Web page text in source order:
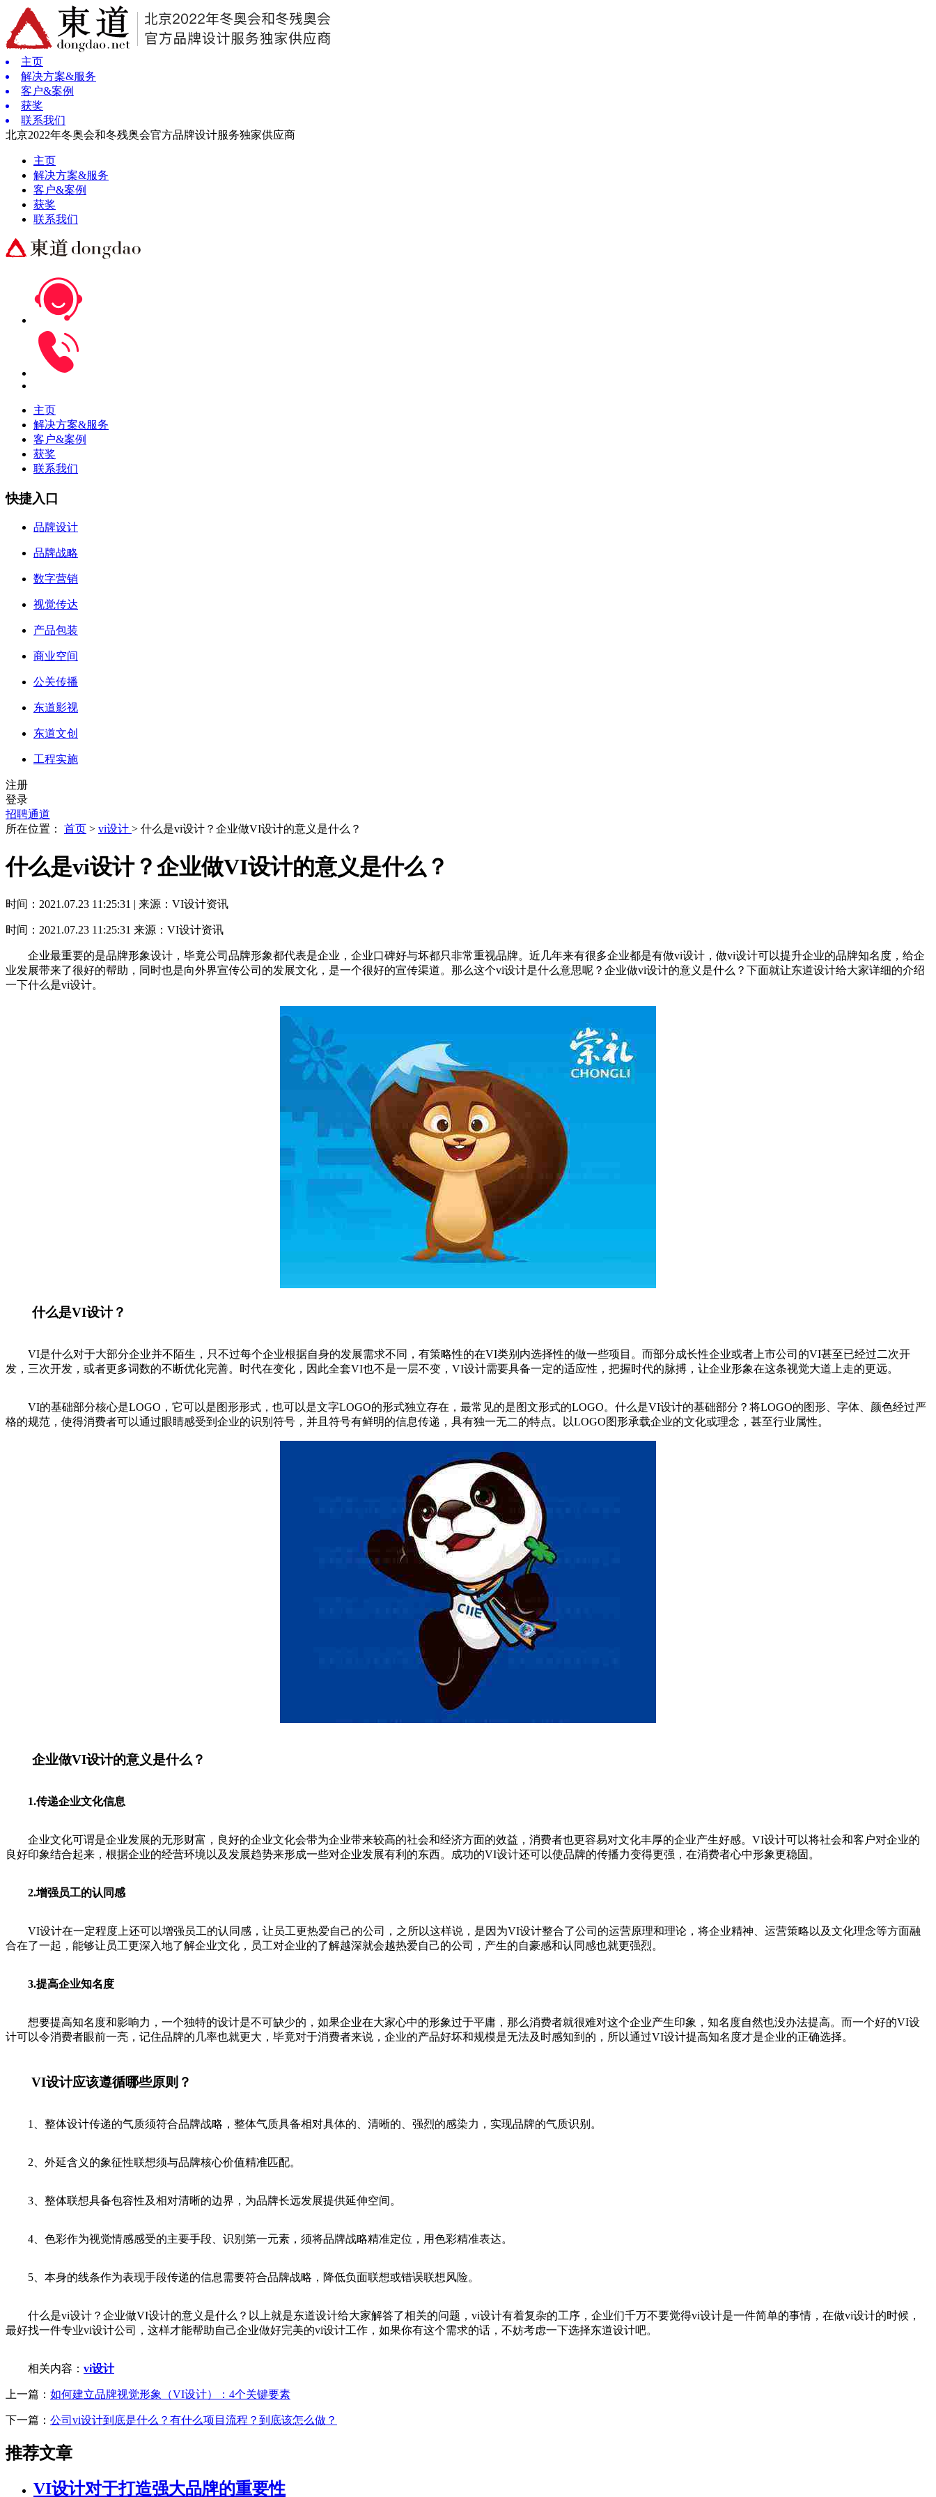
主页
解决方案&服务
客户&案例
获奖
联系我们
北京2022年冬奥会和冬残奥会官方品牌设计服务独家供应商
主页
解决方案&服务
客户&案例
获奖
联系我们
主页
解决方案&服务
客户&案例
获奖
联系我们
快捷入口
品牌设计
品牌战略
数字营销
视觉传达
产品包装
商业空间
公关传播
东道影视
东道文创
工程实施
注册
登录
招聘通道
所在位置： 首页 > vi设计 > 什么是vi设计？企业做VI设计的意义是什么？
什么是vi设计？企业做VI设计的意义是什么？
时间：2021.07.23 11:25:31 | 来源：VI设计资讯
时间：2021.07.23 11:25:31 来源：VI设计资讯
企业最重要的是品牌形象设计，毕竟公司品牌形象都代表是企业，企业口碑好与坏都只非常重视品牌。近几年来有很多企业都是有做vi设计，做vi设计可以提升企业的品牌知名度，给企
业发展带来了很好的帮助，同时也是向外界宣传公司的发展文化，是一个很好的宣传渠道。那么这个vi设计是什么意思呢？企业做vi设计的意义是什么？下面就让东道设计给大家详细的介绍
一下什么是vi设计。
什么是VI设计？
VI是什么对于大部分企业并不陌生，只不过每个企业根据自身的发展需求不同，有策略性的在VI类别内选择性的做一些项目。而部分成长性企业或者上市公司的VI甚至已经过二次开
发，三次开发，或者更多词数的不断优化完善。时代在变化，因此全套VI也不是一层不变，VI设计需要具备一定的适应性，把握时代的脉搏，让企业形象在这条视觉大道上走的更远。
VI的基础部分核心是LOGO，它可以是图形形式，也可以是文字LOGO的形式独立存在，最常见的是图文形式的LOGO。什么是VI设计的基础部分？将LOGO的图形、字体、颜色经过严
格的规范，使得消费者可以通过眼睛感受到企业的识别符号，并且符号有鲜明的信息传递，具有独一无二的特点。以LOGO图形承载企业的文化或理念，甚至行业属性。
企业做VI设计的意义是什么？
1.传递企业文化信息
企业文化可谓是企业发展的无形财富，良好的企业文化会带为企业带来较高的社会和经济方面的效益，消费者也更容易对文化丰厚的企业产生好感。VI设计可以将社会和客户对企业的
良好印象结合起来，根据企业的经营环境以及发展趋势来形成一些对企业发展有利的东西。成功的VI设计还可以使品牌的传播力变得更强，在消费者心中形象更稳固。
2.增强员工的认同感
VI设计在一定程度上还可以增强员工的认同感，让员工更热爱自己的公司，之所以这样说，是因为VI设计整合了公司的运营原理和理论，将企业精神、运营策略以及文化理念等方面融
合在了一起，能够让员工更深入地了解企业文化，员工对企业的了解越深就会越热爱自己的公司，产生的自豪感和认同感也就更强烈。
3.提高企业知名度
想要提高知名度和影响力，一个独特的设计是不可缺少的，如果企业在大家心中的形象过于平庸，那么消费者就很难对这个企业产生印象，知名度自然也没办法提高。而一个好的VI设
计可以令消费者眼前一亮，记住品牌的几率也就更大，毕竟对于消费者来说，企业的产品好坏和规模是无法及时感知到的，所以通过VI设计提高知名度才是企业的正确选择。
VI设计应该遵循哪些原则？
1、整体设计传递的气质须符合品牌战略，整体气质具备相对具体的、清晰的、强烈的感染力，实现品牌的气质识别。
2、外延含义的象征性联想须与品牌核心价值精准匹配。
3、整体联想具备包容性及相对清晰的边界，为品牌长远发展提供延伸空间。
4、色彩作为视觉情感感受的主要手段、识别第一元素，须将品牌战略精准定位，用色彩精准表达。
5、本身的线条作为表现手段传递的信息需要符合品牌战略，降低负面联想或错误联想风险。
什么是vi设计？企业做VI设计的意义是什么？以上就是东道设计给大家解答了相关的问题，vi设计有着复杂的工序，企业们千万不要觉得vi设计是一件简单的事情，在做vi设计的时候，
最好找一件专业vi设计公司，这样才能帮助自己企业做好完美的vi设计工作，如果你有这个需求的话，不妨考虑一下选择东道设计吧。
相关内容： vi设计
上一篇： 如何建立品牌视觉形象（VI设计）：4个关键要素
下一篇： 公司vi设计到底是什么？有什么项目流程？到底该怎么做？
推荐文章
VI设计对于打造强大品牌的重要性